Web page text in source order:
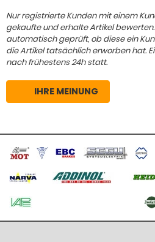
Nur registrierte Kunden mit einem
gekaufte und erhalte Artikel
automatisch geprüft, ob diese ein
die Artikel tatsächlich erworben hat.
nach frühestens 24h statt.
IHRE MEINUNG